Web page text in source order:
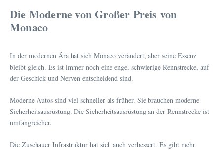
Die Moderne von Großer Preis von
Monaco
In der modernen Ära hat sich Monaco verändert, aber seine Essenz
bleibt gleich. Es ist immer noch eine enge, schwierige Rennstrecke, auf
der Geschick und Nerven entscheidend sind.
Moderne Autos sind viel schneller als früher. Sie brauchen moderne
Sicherheitsausrüstung. Die Sicherheitsausrüstung an der Rennstrecke ist
umfangreicher.
Die Zuschauer Infrastruktur hat sich auch verbessert. Es gibt mehr